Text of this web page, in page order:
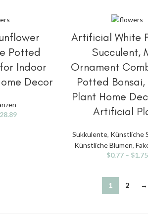
Potted
Indoor
Decor
28.89
Artificial White
Succulent,
Ornament
Potted
Plant Home
Artificial
Sukkulente, Künstliche
Künstliche Blumen,
$0.77 – $1.75
1 2 →